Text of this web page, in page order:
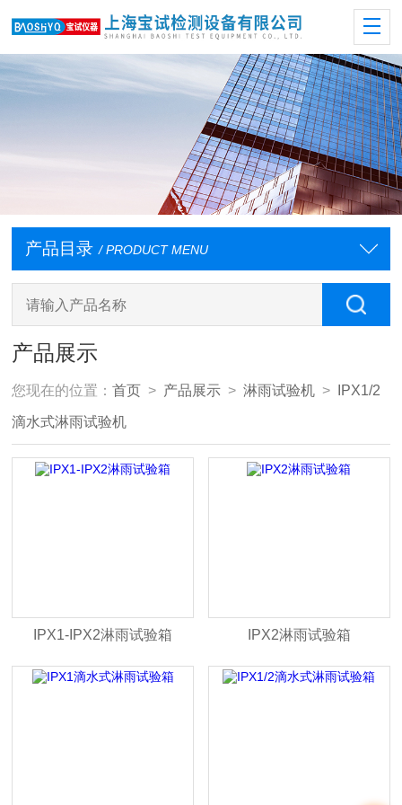
产品目录 / PRODUCT MENU
产品展示
您现在的位置：首页 > 产品展示 >淋雨试验机 > IPX1/2
滴水式淋雨试验机
IPX1-IPX2淋雨试验箱 IPX2淋雨试验箱